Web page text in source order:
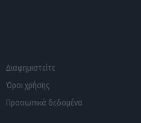
Διαφημιστείτε
Όροι χρήσης
Προσωπικά δεδομένα